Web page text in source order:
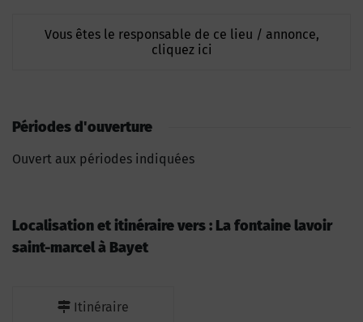
Vous êtes le responsable de ce lieu / annonce,
cliquez ici
Périodes d'ouverture
Ouvert aux périodes indiquées
Localisation et itinéraire vers : La fontaine lavoir
saint-marcel à Bayet
Itinéraire